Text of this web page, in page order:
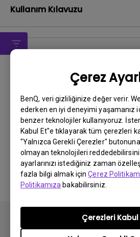
Çerez
BenQ, veri gizliliğinize değer verir.
ederken en iyi deneyimi yaşamanız
benzer teknolojiler kullanıyoruz.
Kabul Et"e tıklayarak tüm çerezleri
"Yalnızca Gerekli Çerezler"
olmayan teknolojileri
ayarlarınızı istediğiniz zaman
fazla bilgi almak içinÇerez
Politikamıza bakabilirsiniz.
Çerezleri Kabul
Kullanım Kılavuzu
Regulatory Statements
Güncelleme:2026/07/09
Dil:General
Dosya Boyutu:752.9 KB
Sürüm:
Önizleme